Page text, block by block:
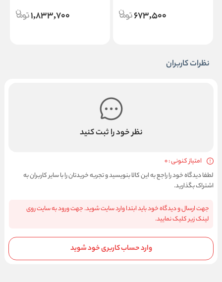
673,500
1,833,700
نظرات کاربران
نظر خود را ثبت کنید
امتیاز کنونی : 0
لطفا دیدگاه خود را راجع به این کالا بنویسید و تجربه خریدتان را با سایر کاربران به
اشتراک بگذارید.
جهت ارسال و دیدگاه خود باید ابتدا وارد سایت شوید. جهت ورود به سایت روی
لینک زیر کلیک نمایید.
وارد حساب کاربری خود شوید